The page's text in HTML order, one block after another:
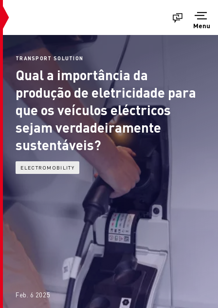
Menu
TRANSPORT SOLUTION
Qual a importância da
produção de eletricidade para
que os veículos eléctricos
sejam verdadeiramente
sustentáveis?
ELECTROMOBILITY
Feb. 6 2025